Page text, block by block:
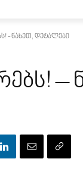
- ნახეთ, დეტალები
–